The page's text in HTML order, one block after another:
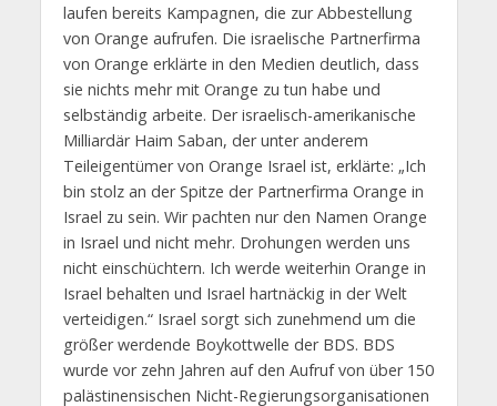
laufen bereits Kampagnen, die zur Abbestellung
von Orange aufrufen. Die israelische Partnerfirma
von Orange erklärte in den Medien deutlich, dass
sie nichts mehr mit Orange zu tun habe und
selbständig arbeite. Der israelisch-amerikanische
Milliardär Haim Saban, der unter anderem
Teileigentümer von Orange Israel ist, erklärte: „Ich
bin stolz an der Spitze der Partnerfirma Orange in
Israel zu sein. Wir pachten nur den Namen Orange
in Israel und nicht mehr. Drohungen werden uns
nicht einschüchtern. Ich werde weiterhin Orange in
Israel behalten und Israel hartnäckig in der Welt
verteidigen.“ Israel sorgt sich zunehmend um die
größer werdende Boykottwelle der BDS. BDS
wurde vor zehn Jahren auf den Aufruf von über 150
palästinensischen Nicht-Regierungsorganisationen